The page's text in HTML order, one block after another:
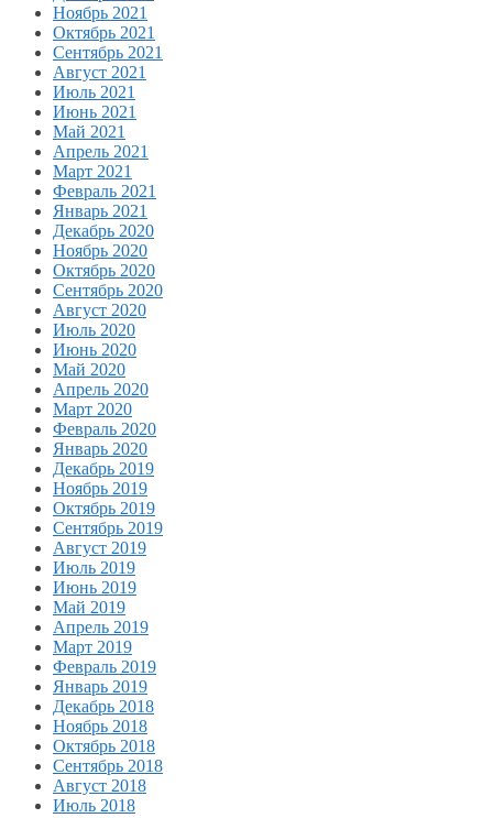
Ноябрь 2021
Октябрь 2021
Сентябрь 2021
Август 2021
Июль 2021
Июнь 2021
Май 2021
Апрель 2021
Март 2021
Февраль 2021
Январь 2021
Декабрь 2020
Ноябрь 2020
Октябрь 2020
Сентябрь 2020
Август 2020
Июль 2020
Июнь 2020
Май 2020
Апрель 2020
Март 2020
Февраль 2020
Январь 2020
Декабрь 2019
Ноябрь 2019
Октябрь 2019
Сентябрь 2019
Август 2019
Июль 2019
Июнь 2019
Май 2019
Апрель 2019
Март 2019
Февраль 2019
Январь 2019
Декабрь 2018
Ноябрь 2018
Октябрь 2018
Сентябрь 2018
Август 2018
Июль 2018